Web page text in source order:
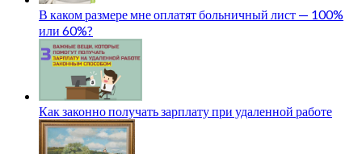
В каком размере мне оплатят больничный лист — 100%
или 60%?
Как законно получать зарплату при удаленной работе